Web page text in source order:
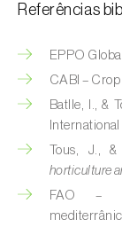
Cherovia /
Chicória (
Citrinos (
Coqueiro (
Courgette (
Referências
EPPO
CABI –
Batlle, I., &
Tous, J.,
horticulture
FAO –